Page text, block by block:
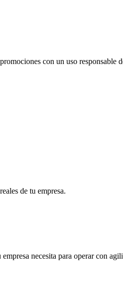
con un uso responsable
de tu empresa.
necesita para operar con